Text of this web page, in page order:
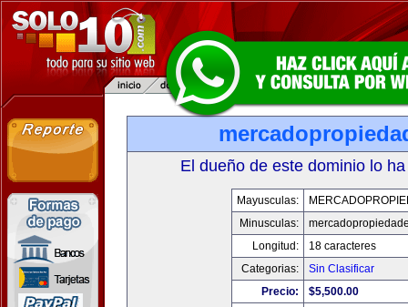
El dueño de este dominio lo
Mayusculas:
Minusculas:
Longitud:
18 caracteres
Categorias:
Sin Clasificar
Precio:
$5,500.00